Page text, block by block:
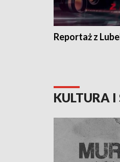
Reportaż z
KULTURA